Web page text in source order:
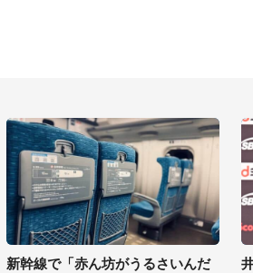
新幹線で「赤ん坊がうるさいんだ